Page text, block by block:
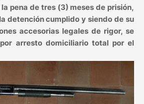
pena de tres (3) meses de prisión,
detención cumplido y siendo de su
accesorias legales de rigor, se
arresto domiciliario total por el